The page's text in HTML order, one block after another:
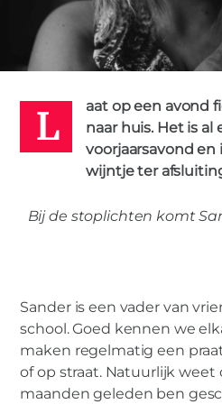
MARIA 27 MEI 2018
LOSLATEN TOELATEN
1
L
aat op een avond
naar huis. Het is al
voorjaarsavond
wijntje ter
Bij de stoplichten komt
Sander is een vader van
school. Goed kennen we
maken regelmatig een
of op straat. Natuurlijk
maanden geleden ben